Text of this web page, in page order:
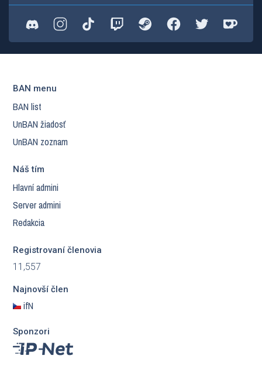
BAN menu
BAN list
UnBAN žiadosť
UnBAN zoznam
Náš tím
Hlavní admini
Server admini
Redakcia
Registrovaní členovia
11,557
Najnovší člen
ifN
Sponzori